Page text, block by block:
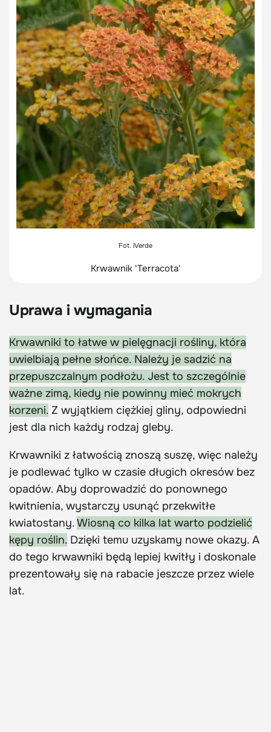
Fot. iVerde
Krwawnik 'Terracota'
Uprawa i wymagania
Krwawniki to łatwe w pielęgnacji rośliny, która
uwielbiają pełne słońce. Należy je sadzić na
przepuszczalnym podłożu. Jest to szczególnie
ważne zimą, kiedy nie powinny mieć mokrych
korzeni. Z wyjątkiem ciężkiej gliny, odpowiedni
jest dla nich każdy rodzaj gleby.
Krwawniki z łatwością znoszą suszę, więc należy
je podlewać tylko w czasie długich okresów bez
opadów. Aby doprowadzić do ponownego
kwitnienia, wystarczy usunąć przekwitłe
kwiatostany.Wiosną co kilka lat warto podzielić
kępy roślin. Dzięki temu uzyskamy nowe okazy. A
do tego krwawniki będą lepiej kwitły i doskonale
prezentowały się na rabacie jeszcze przez wiele
lat.